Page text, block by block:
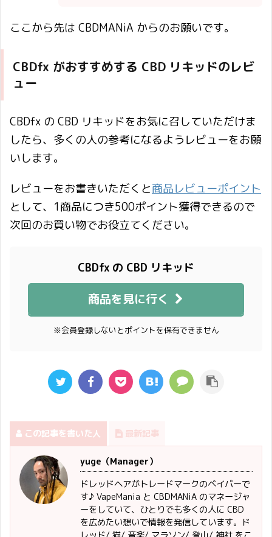
ここから先は CBDMANiA からのお願いです。
CBDfx がおすすめする CBD リキッドのレビ
ュー
CBDfx の CBD リキッドをお気に召していただけま
したら、多くの人の参考になるようレビューをお願
いします。
レビューをお書きいただくと商品レビューポイント
として、1商品につき500ポイント獲得できるので
次回のお買い物でお役立てください。
CBDfx の CBD リキッド
商品を見に行く
※会員登録しないとポイントを保有できません
この記事を書いた人 最新記事
yuge（Manager）
ドレッドヘアがトレードマークのベイパーで
す♪ VapeMania と CBDMANiA のマネージャ
ーをしていて、ひとりでも多くの人に CBD
を広めたい想いで情報を発信しています。ド